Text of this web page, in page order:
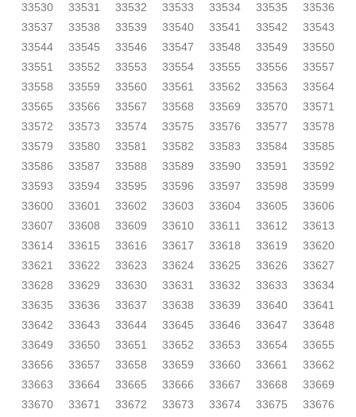
33530
33531 33532 33533 33534 33535
33536
33537
33538 33539 33540 33541 33542
33543
33544
33545 33546 33547 33548 33549
33550
33551
33552 33553 33554 33555 33556
33557
33558
33559 33560 33561 33562 33563
33564
33565
33566 33567 33568 33569 33570
33571
33572
33573 33574 33575 33576 33577
33578
33579
33580 33581 33582 33583 33584
33585
33586
33587 33588 33589 33590 33591
33592
33593
33594 33595 33596 33597 33598
33599
33600
33601 33602 33603 33604 33605
33606
33607
33608 33609 33610 33611 33612
33613
33614
33615 33616 33617 33618 33619
33620
33621
33622 33623 33624 33625 33626
33627
33628
33629 33630 33631 33632 33633
33634
33635
33636 33637 33638 33639 33640
33641
33642
33643 33644 33645 33646 33647
33648
33649
33650 33651 33652 33653 33654
33655
33656
33657 33658 33659 33660 33661
33662
33663
33664 33665 33666 33667 33668
33669
33670
33671 33672 33673 33674 33675 33676